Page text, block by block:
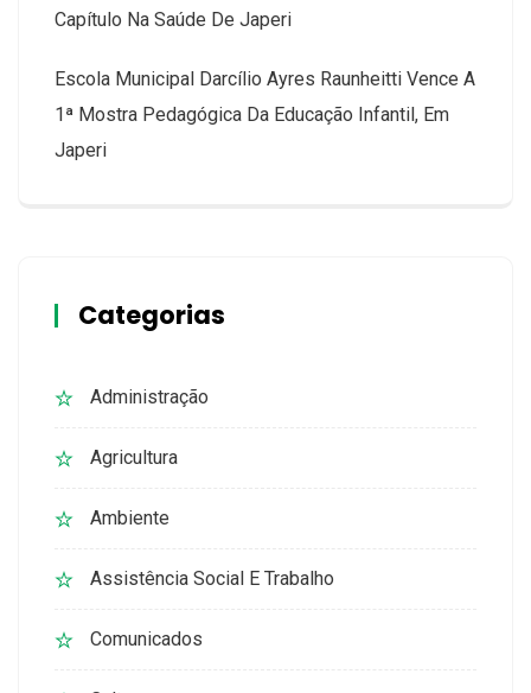
Capítulo Na Saúde De Japeri
Escola Municipal Darcílio Ayres Raunheitti Vence A
1ª Mostra Pedagógica Da Educação Infantil, Em
Japeri
Categorias
Administração
Agricultura
Ambiente
Assistência Social E Trabalho
Comunicados